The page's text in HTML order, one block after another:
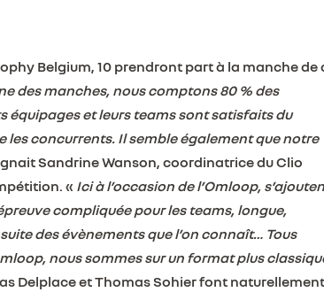
Belgium, 10 prendront part à la manche de
des manches, nous comptons 80 % des
équipages et leurs teams sont satisfaits du
les concurrents. Il semble également que notre
Sandrine Wanson, coordinatrice du Clio
« Ici à l’occasion de l’Omloop,
compliquée pour les teams, longue,
des évènements que l’on connaît… Tous
nous sommes sur un format plus
Delplace et Thomas Sohier font naturellement